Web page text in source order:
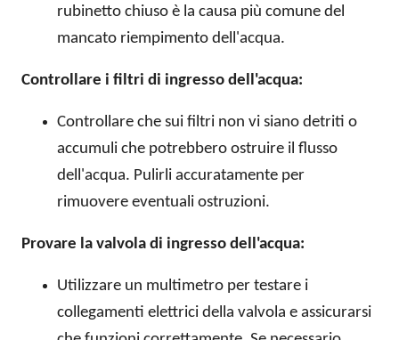
rubinetto chiuso è la causa più comune del
mancato riempimento dell'acqua.
Controllare i filtri di ingresso dell'acqua:
Controllare che sui filtri non vi siano detriti o
accumuli che potrebbero ostruire il flusso
dell'acqua. Pulirli accuratamente per
rimuovere eventuali ostruzioni.
Provare la valvola di ingresso dell'acqua:
Utilizzare un multimetro per testare i
collegamenti elettrici della valvola e assicurarsi